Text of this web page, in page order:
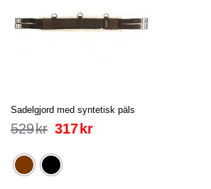
Sadelgjord med syntetisk päls
529kr 317 kr